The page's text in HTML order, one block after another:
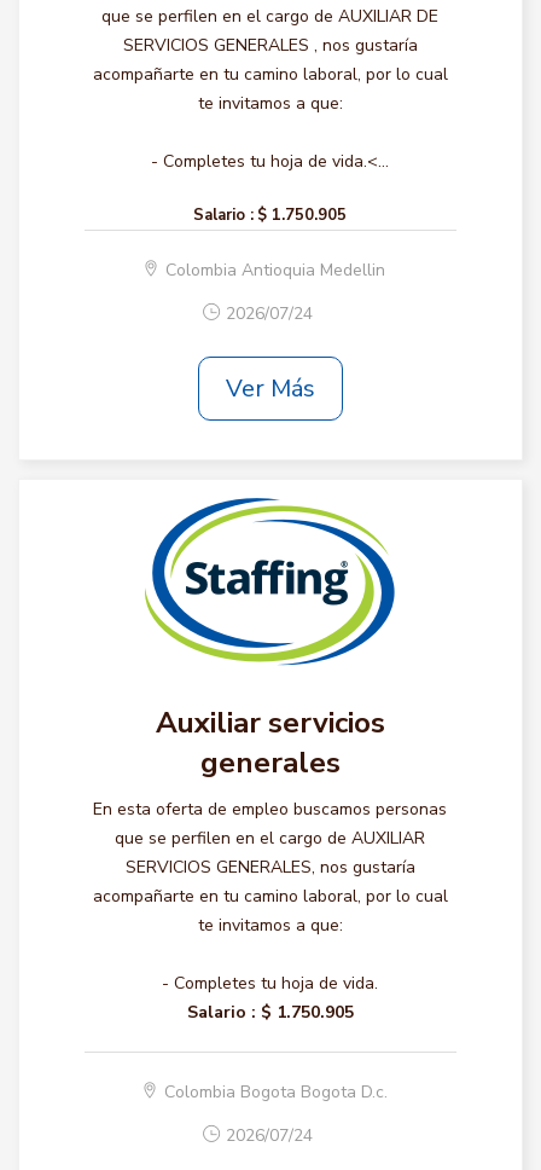
que se perfilen en el cargo de AUXILIAR DE
SERVICIOS GENERALES , nos gustaría
acompañarte en tu camino laboral, por lo cual
te invitamos a que:
- Completes tu hoja de vida.<...
Salario : $ 1.750.905
Colombia Antioquia Medellin
2026/07/24
Ver Más
Auxiliar servicios
generales
En esta oferta de empleo buscamos personas
que se perfilen en el cargo de AUXILIAR
SERVICIOS GENERALES, nos gustaría
acompañarte en tu camino laboral, por lo cual
te invitamos a que:
- Completes tu hoja de vida.
Salario : $ 1.750.905
Colombia Bogota Bogota D.c.
2026/07/24